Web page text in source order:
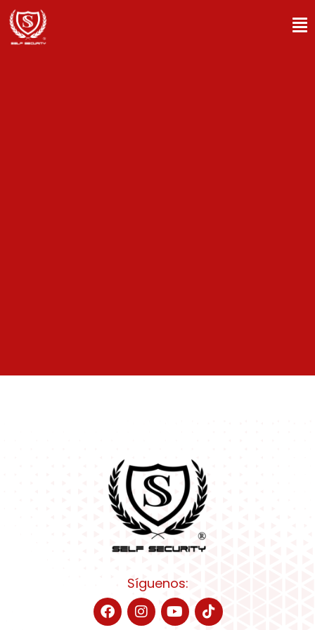
Síguenos: